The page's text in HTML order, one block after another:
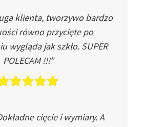
klienta, tworzywo bardzo
równo przycięte po
wygląda jak szkło. SUPER
POLECAM !!!”
cięcie i wymiary. A